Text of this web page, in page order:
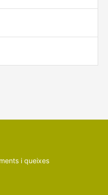
i queixes